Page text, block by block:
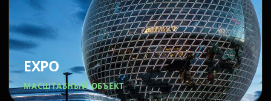
EXPO
МАСШТАБНЫЙ ОБЪЕКТ